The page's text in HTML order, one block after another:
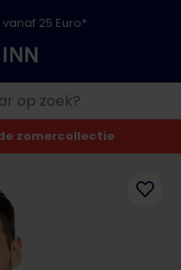
25 Euro*
zomercollectie